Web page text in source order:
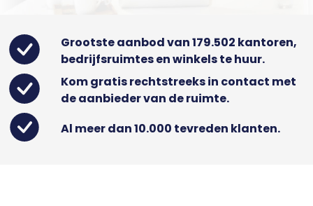
Grootste aanbod van 179.502 kantoren,
bedrijfsruimtes en winkels te huur.
Kom gratis rechtstreeks in contact met
de aanbieder van de ruimte.
Al meer dan 10.000 tevreden klanten.